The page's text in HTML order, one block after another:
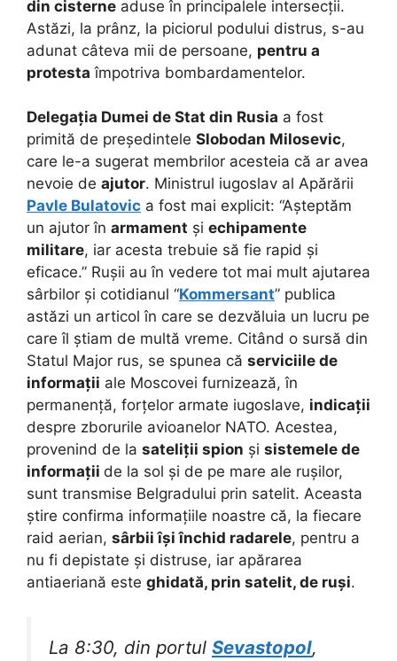
din cisterne aduse în principalele intersecții.
Astăzi, la prânz, la piciorul podului distrus, s-au
adunat câteva mii de persoane, pentru a
protesta împotriva bombardamentelor.
Delegația Dumei de Stat din Rusia a fost
primită de președintele Slobodan Milosevic,
care le-a sugerat membrilor acesteia că ar avea
nevoie de ajutor. Ministrul iugoslav al Apărării
Pavle Bulatovic a fost mai explicit: “Așteptăm
un ajutor în armament și echipamente
militare, iar acesta trebuie să fie rapid și
eficace.” Rușii au în vedere tot mai mult ajutarea
sârbilor și cotidianul “Kommersant” publica
astăzi un articol în care se dezvăluia un lucru pe
care îl știam de multă vreme. Citând o sursă din
Statul Major rus, se spunea că serviciile de
informații ale Moscovei furnizează, în
permanență, forțelor armate iugoslave, indicații
despre zborurile avioanelor NATO. Acestea,
provenind de la sateliții spion și sistemele de
informații de la sol și de pe mare ale rușilor,
sunt transmise Belgradului prin satelit. Aceasta
știre confirma informațiile noastre că, la fiecare
raid aerian, sârbii își închid radarele, pentru a
nu fi depistate și distruse, iar apărarea
antiaeriană este ghidată, prin satelit, de ruși.
La 8:30, din portul Sevastopol,